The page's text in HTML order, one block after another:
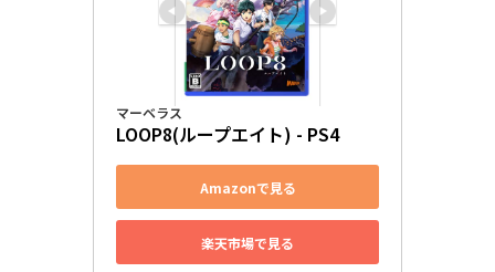
マーベラス
LOOP8(ループエイト) - PS4
Amazonで見る
楽天市場で見る